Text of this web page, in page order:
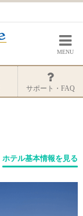
MENU
サポート・FAQ
ホテル基本情報を見る